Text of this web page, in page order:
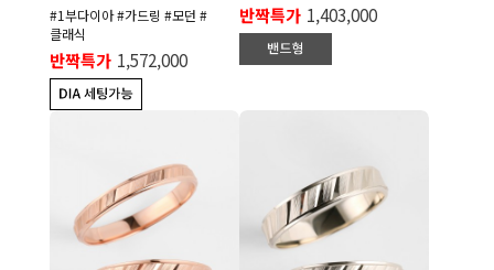
#1부다이아 #가드링 #모던 #
클래식
반짝특가 1,572,000
반짝특가 1,403,000